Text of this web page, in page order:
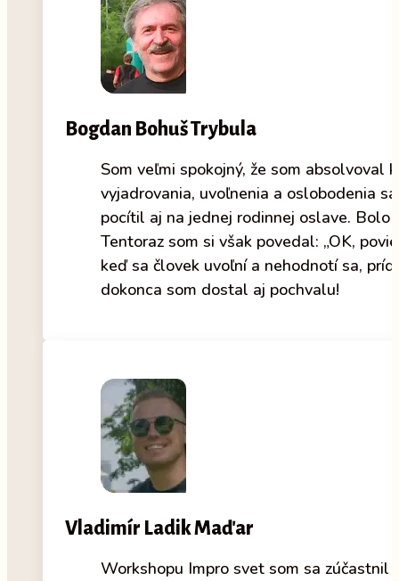
Bogdan Bohuš Trybula
Som veľmi spokojný, že som absolvoval
vyjadrovania, uvoľnenia a oslobodenia
pocítil aj na jednej rodinnej oslave.
Tentoraz som si však povedal: „OK,
keď sa človek uvoľní a nehodnotí sa,
dokonca som dostal aj pochvalu!
Vladimír Ladik Maďar
Workshopu Impro svet som sa zúčastnil